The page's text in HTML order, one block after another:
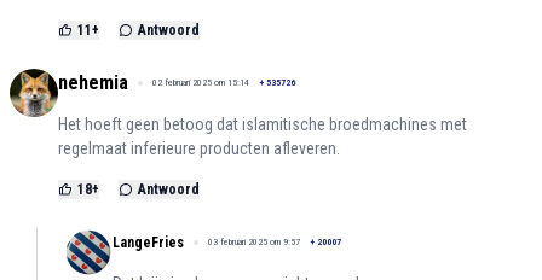
11+ Antwoord
nehemia 02 februari 2025 om 15:14 + 535726
Het hoeft geen betoog dat islamitische broedmachines met
regelmaat inferieure producten afleveren.
18+ Antwoord
LangeFries 03 februari 2025 om 9:57 + 20007